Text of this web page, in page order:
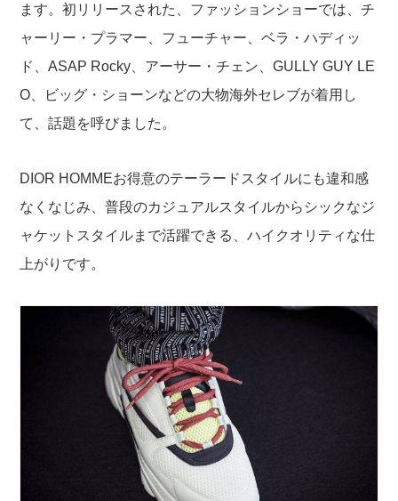
ます。初リリースされた、ファッションショーでは、チ
ャーリー・プラマー、フューチャー、ベラ・ハディッ
ド、ASAP Rocky、アーサー・チェン、GULLY GUY LE
O、ビッグ・ショーンなどの大物海外セレブが着用し
て、話題を呼びました。
DIOR HOMMEお得意のテーラードスタイルにも違和感
なくなじみ、普段のカジュアルスタイルからシックなジ
ャケットスタイルまで活躍できる、ハイクオリティな仕
上がりです。